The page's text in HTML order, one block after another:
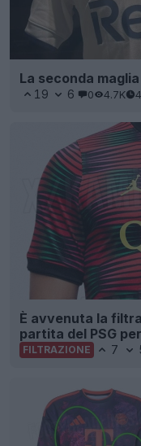
La seconda
19 6 0 4.7K
È avvenuta la
partita del PSG
FILTRAZIONE 7